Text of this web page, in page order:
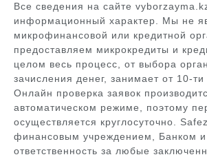
Все сведения на сайте
информационный характер. Мы не
микрофинансовой или кредитной
предоставляем микрокредиты и
целом весь процесс, от выбора
зачисления денег, занимает от 10-
Онлайн проверка заявок
автоматическом режиме, поэтому
осуществляется круглосуточно.
финансовым учреждением, Банком и
ответственность за любые